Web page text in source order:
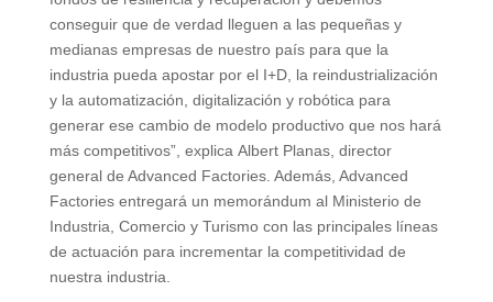
conseguir que de verdad lleguen a las pequeñas y
medianas empresas de nuestro país para que la
industria pueda apostar por el I+D, la reindustrialización
y la automatización, digitalización y robótica para
generar ese cambio de modelo productivo que nos hará
más competitivos”, explica Albert Planas, director
general de Advanced Factories. Además, Advanced
Factories entregará un memorándum al Ministerio de
Industria, Comercio y Turismo con las principales líneas
de actuación para incrementar la competitividad de
nuestra industria.